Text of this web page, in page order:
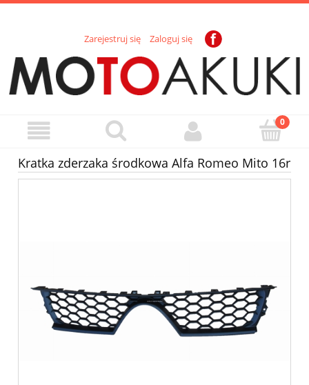
Zarejestruj się Zaloguj się
Kratka zderzaka środkowa Alfa Romeo Mito 16r